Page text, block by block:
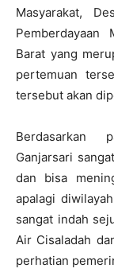
Masyarakat,
Pemberdayaan
Barat yang
pertemuan
tersebut akan
Berdasarkan
Ganjarsari
dan bisa
apalagi
sangat indah
Air Cisaladah
perhatian